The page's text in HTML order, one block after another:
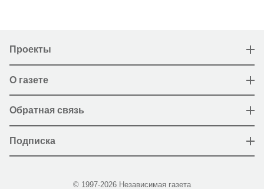
Проекты
О газете
Обратная связь
Подписка
© 1997-2026 Независимая газета